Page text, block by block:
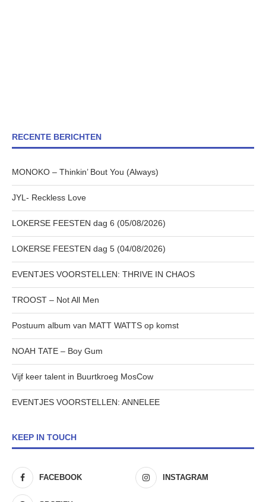
RECENTE BERICHTEN
MONOKO – Thinkin’ Bout You (Always)
JYL- Reckless Love
LOKERSE FEESTEN dag 6 (05/08/2026)
LOKERSE FEESTEN dag 5 (04/08/2026)
EVENTJES VOORSTELLEN: THRIVE IN CHAOS
TROOST – Not All Men
Postuum album van MATT WATTS op komst
NOAH TATE – Boy Gum
Vijf keer talent in Buurtkroeg MosCow
EVENTJES VOORSTELLEN: ANNELEE
KEEP IN TOUCH
FACEBOOK INSTAGRAM